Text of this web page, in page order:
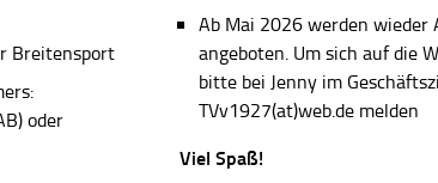
Breitensport
oder
Ab Mai 2026 werden wieder
angeboten. Um sich auf die
bitte bei Jenny im
TVv1927(at)web.de melden
Viel Spaß!